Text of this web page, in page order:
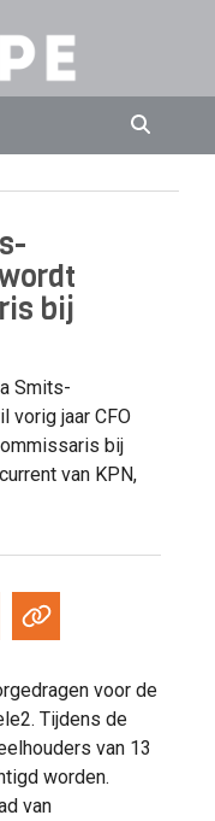
bij
Smits-
vorig jaar CFO
bij
van KPN,
voor de
Tijdens de
van 13
worden.
van